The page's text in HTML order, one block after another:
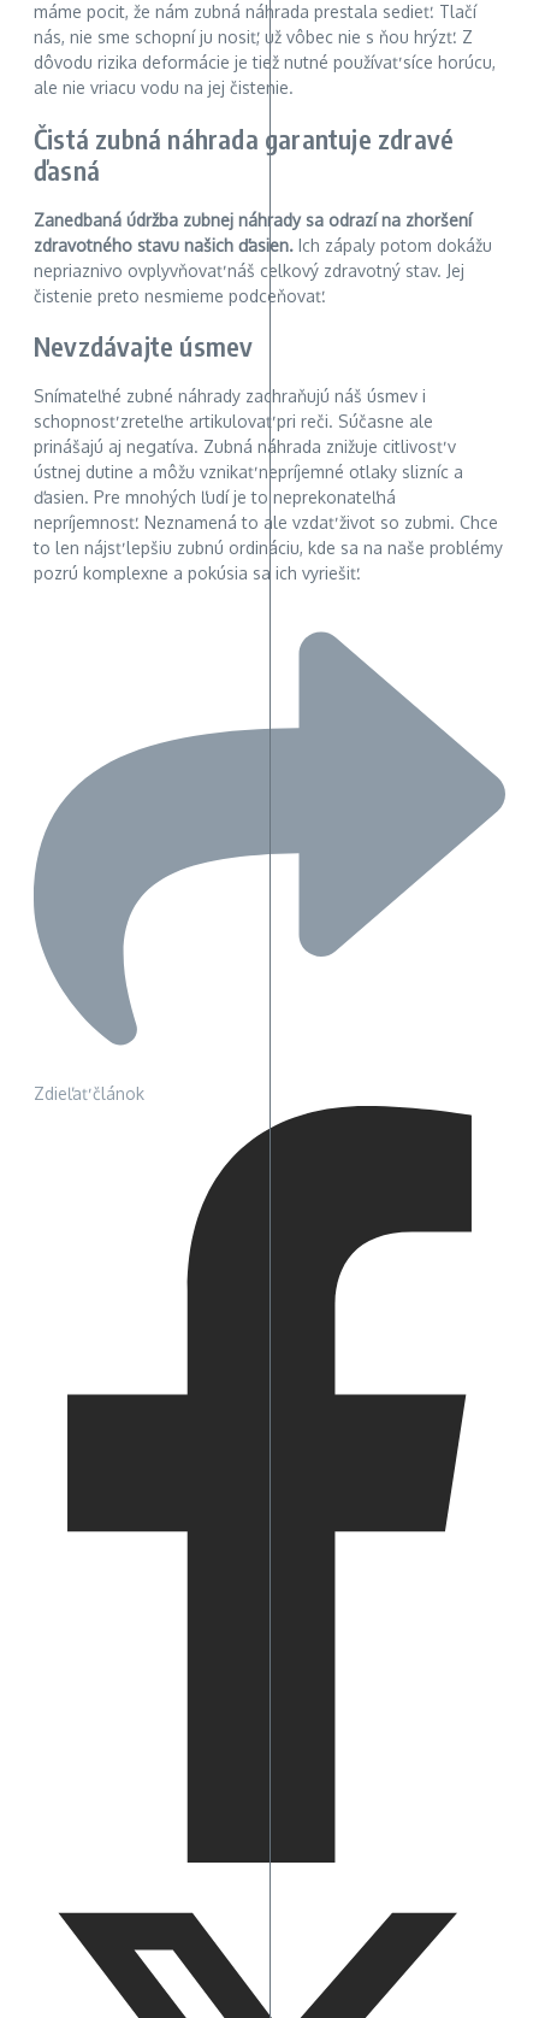
máme pocit, že nám zubná náhrada prestala sedieť. Tlačí
nás, nie sme schopní ju nosiť, už vôbec nie s ňou hrýzť. Z
dôvodu rizika deformácie je tiež nutné používať síce horúcu,
ale nie vriacu vodu na jej čistenie.
Čistá zubná náhrada garantuje zdravé
ďasná
Zanedbaná údržba zubnej náhrady sa odrazí na zhoršení
zdravotného stavu našich ďasien. Ich zápaly potom dokážu
nepriaznivo ovplyvňovať náš celkový zdravotný stav. Jej
čistenie preto nesmieme podceňovať.
Nevzdávajte úsmev
Snímateľné zubné náhrady zachraňujú náš úsmev i
schopnosť zreteľne artikulovať pri reči. Súčasne ale
prinášajú aj negatíva. Zubná náhrada znižuje citlivosť v
ústnej dutine a môžu vznikať nepríjemné otlaky slizníc a
ďasien. Pre mnohých ľudí je to neprekonateľná
nepríjemnosť. Neznamená to ale vzdať život so zubmi. Chce
to len nájsť lepšiu zubnú ordináciu, kde sa na naše problémy
pozrú komplexne a pokúsia sa ich vyriešiť.
Zdieľať článok